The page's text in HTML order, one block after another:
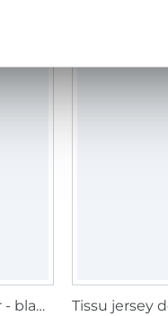
Tissu jersey de coton little stripe love, noir - blanc
Tissu jersey